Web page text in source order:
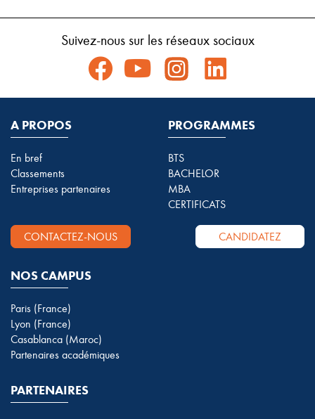
Suivez-nous sur les réseaux sociaux
A PROPOS
En bref
Classements
Entreprises partenaires
PROGRAMMES
BTS
BACHELOR
MBA
CERTIFICATS
CONTACTEZ-NOUS CANDIDATEZ
NOS CAMPUS
Paris (France)
Lyon (France)
Casablanca (Maroc)
Partenaires académiques
PARTENAIRES